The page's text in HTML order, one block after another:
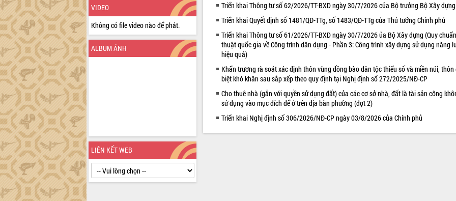
VIDEO
Không có file video nào để phát.
ALBUM ẢNH
LIÊN KẾT WEB
Triển khai Thông tư số 62/2026/TT-BXD ngày 30/7/2026 của Bộ trưởng Bộ Xây dựng
Triển khai Quyết định số 1481/QĐ-TTg, số 1483/QĐ-TTg của Thủ tướng Chính phủ
Triển khai Thông tư số 61/2026/TT-BXD ngày 30/7/2026 ủa Bộ Xây dựng (Quy
thuật quốc gia về Công trình dân dụng - Phần 3: Công trình xây dựng sử dụng năng
hiệu quả)
Khẩn trương rà soát xác định thôn vùng đồng bào dân tộc thiểu số và miền núi, thôn
biệt khó khăn sau sắp xếp theo quy định tại Nghị định số 272/2025/NĐ-CP
Cho thuê nhà (gắn với quyền sử dụng đất) của các cơ sở nhà, đất là tài sản công
sử dụng vào mục đích để ở trên địa bàn phường (đợt 2)
Triển khai Nghị định số 306/2026/NĐ-CP ngày 03/8/2026 của Chính phủ